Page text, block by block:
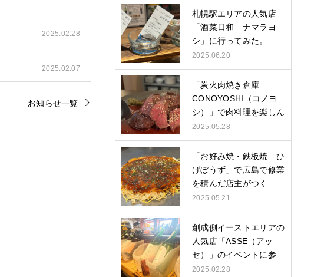
2025.02.28
2025.02.07
お知らせ一覧
札幌駅エリアの人気店
「酒菜日和 ナマラヨ
シ」に行ってみた。
2025.06.20
「炭火肉焼き倉庫
CONOYOSHI（コノヨ
シ）」で肉料理を楽しん
できた。
2025.05.28
「お好み焼・鉄板焼 ひ
げぼうず」で広島で修業
を積んだ店主がつく…
2025.05.21
創成側イーストエリアの
人気店「ASSE（アッ
セ）」のイベントに参
加…
2025.02.28